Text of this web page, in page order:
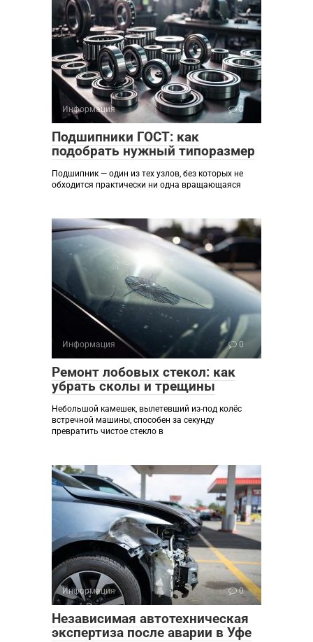
Информация 0
Подшипники ГОСТ: как
подобрать нужный типоразмер
Подшипник — один из тех узлов, без которых не
обходится практически ни одна вращающаяся
Информация 0
Ремонт лобовых стекол: как
убрать сколы и трещины
Небольшой камешек, вылетевший из-под колёс
встречной машины, способен за секунду
превратить чистое стекло в
Информация 0
Независимая автотехническая
экспертиза после аварии в Уфе